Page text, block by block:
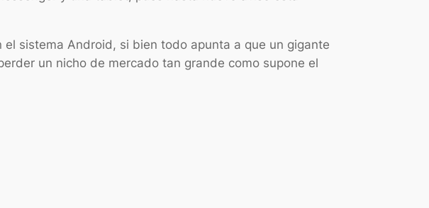
sistema Android, si bien todo apunta a que un gigante
un nicho de mercado tan grande como supone el